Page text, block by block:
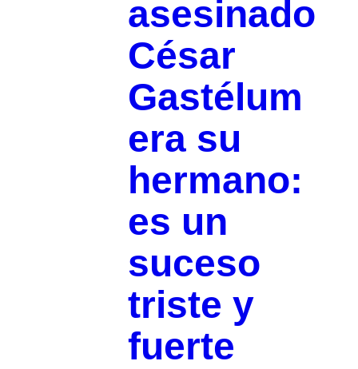
asesinado
César
Gastélum
era su
hermano:
es un
suceso
triste y
fuerte